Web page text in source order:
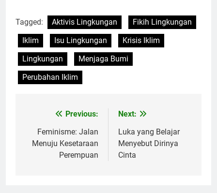
Tagged: Aktivis Lingkungan
Fikih Lingkungan
Iklim
Isu Lingkungan
Krisis Iklim
Lingkungan
Menjaga Bumi
Perubahan Iklim
Navigasi
pos
Previous:
Feminisme: Jalan
Menuju Kesetaraan
Perempuan
Next:
Luka yang Belajar
Menyebut Dirinya
Cinta